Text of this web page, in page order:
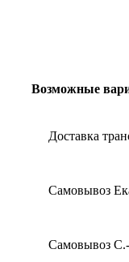
Возможные
Доставка
Самовывоз
Самовывоз